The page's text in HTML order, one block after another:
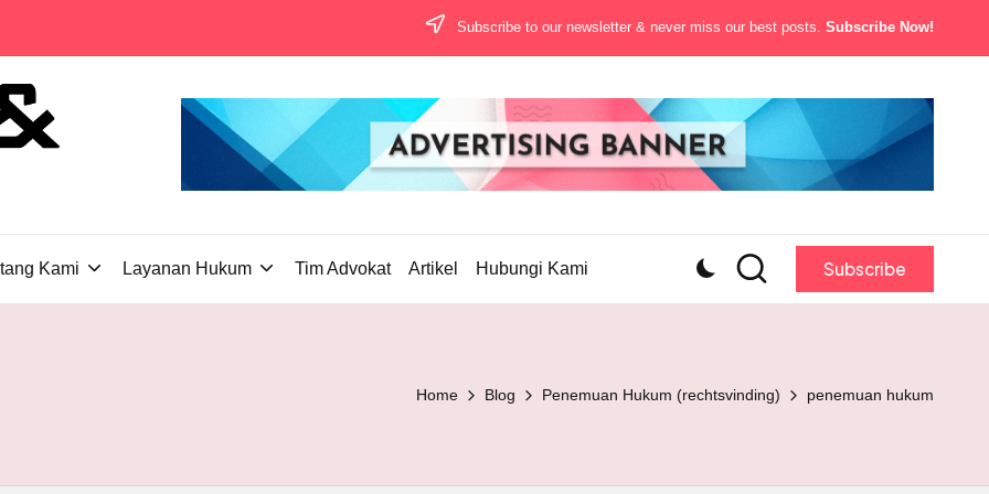
Subscribe to our newsletter & never miss our best posts. Subscribe Now!
Kami Layanan Hukum Tim Advokat Artikel Hubungi Kami Subscribe
Home Blog Penemuan Hukum (rechtsvinding) penemuan hukum